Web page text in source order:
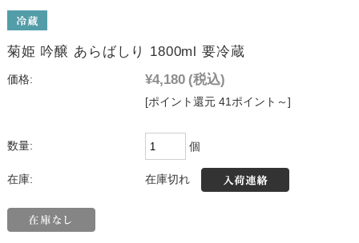
菊姫 吟醸 あらばしり 1800ml 要冷蔵
価格: ¥4,180 (税込)
[ポイント還元 41ポイント～]
数量: 個
在庫: 在庫切れ